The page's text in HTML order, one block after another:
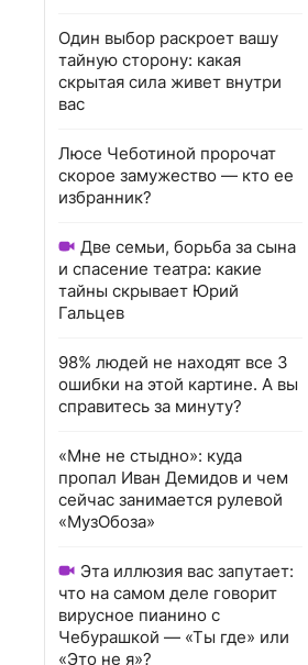
Один выбор раскроет вашу
тайную сторону: какая
скрытая сила живет внутри
вас
Люсе Чеботиной пророчат
скорое замужество — кто ее
избранник?
Две семьи, борьба за сына
и спасение театра: какие
тайны скрывает Юрий
Гальцев
98% людей не находят все 3
ошибки на этой картине. А вы
справитесь за минуту?
«Мне не стыдно»: куда
пропал Иван Демидов и чем
сейчас занимается рулевой
«МузОбоза»
Эта иллюзия вас запутает:
что на самом деле говорит
вирусное пианино с
Чебурашкой — «Ты где» или
«Это не я»?